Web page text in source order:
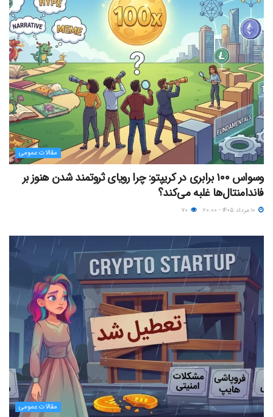
مقالات عمومی
وسواس ۱۰۰ برابری در کریپتو: چرا رویای ثروتمند شدن هنوز بر
فاندامنتال‌ها غلبه می‌کند؟
مقالات عمومی